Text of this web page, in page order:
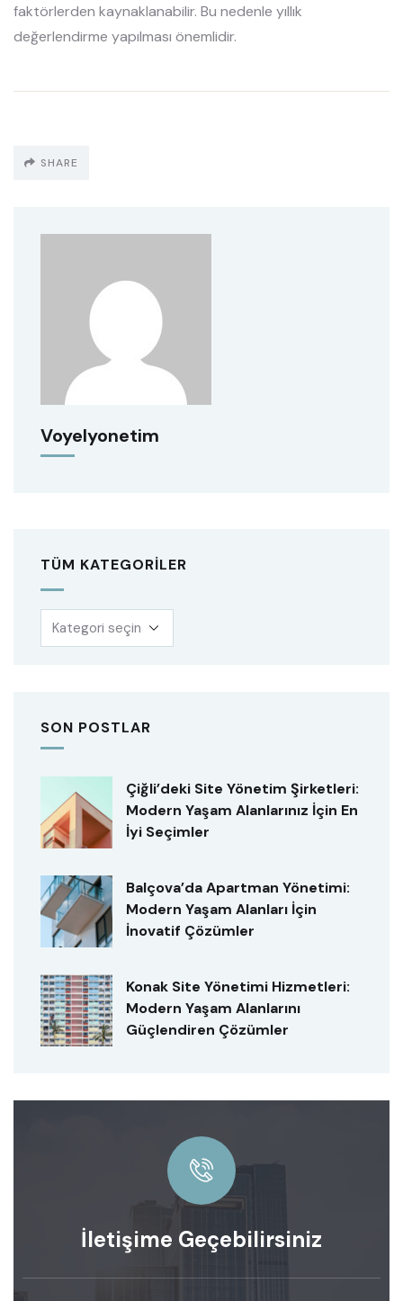
faktörlerden kaynaklanabilir. Bu nedenle yıllık
değerlendirme yapılması önemlidir.
SHARE
Voyelyonetim
TÜM KATEGORILER
SON POSTLAR
Çiğli’deki Site Yönetim Şirketleri:
Modern Yaşam Alanlarınız İçin En
İyi Seçimler
Balçova’da Apartman Yönetimi:
Modern Yaşam Alanları İçin
İnovatif Çözümler
Konak Site Yönetimi Hizmetleri:
Modern Yaşam Alanlarını
Güçlendiren Çözümler
İletişime Geçebilirsiniz